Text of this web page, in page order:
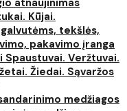
atnaujinimas
Kūjai.
tekšlės,
pakavimo įranga
Spaustuvai. Veržtuvai.
Žiedai. Sąvaržos
medžiagos